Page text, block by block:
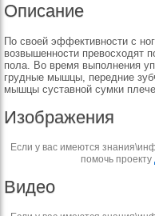
Описание
По своей эффективности с
возвышенности превосходят
пола. Во время выполнения
грудные мышцы, передние
мышцы суставной сумки
Изображения
Если у вас имеются
помочь проекту
Видео